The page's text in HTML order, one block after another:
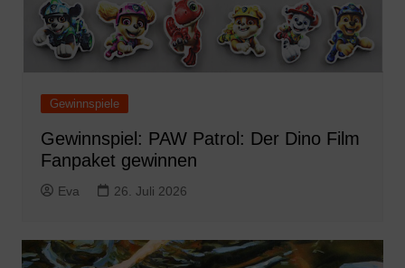
Gewinnspiele
Gewinnspiel: PAW Patrol: Der Dino Film
Fanpaket gewinnen
Eva 26. Juli 2026